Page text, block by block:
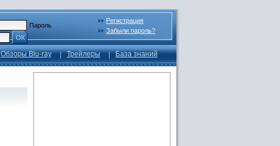
Пароль
ОК
Регистрация
Забыли пароль?
Обзоры Blu-ray Трейлеры База знаний